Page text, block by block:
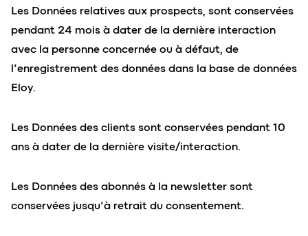
Les Données relatives aux prospects, sont conservées
pendant 24 mois à dater de la dernière interaction
avec la personne concernée ou à défaut, de
l’enregistrement des données dans la base de données
Eloy.
Les Données des clients sont conservées pendant 10
ans à dater de la dernière visite/interaction.
Les Données des abonnés à la newsletter sont
conservées jusqu’à retrait du consentement.